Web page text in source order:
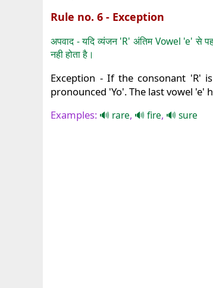
Rule no. 6 - Exception
अपवाद - यदि व्यंजन 'R' अंतिम Vowel 'e' से
नही होता है।
Exception - If the consonant 'R'
pronounced 'Yo'. The last vowel 'e'
Examples:
rare, fire, sure